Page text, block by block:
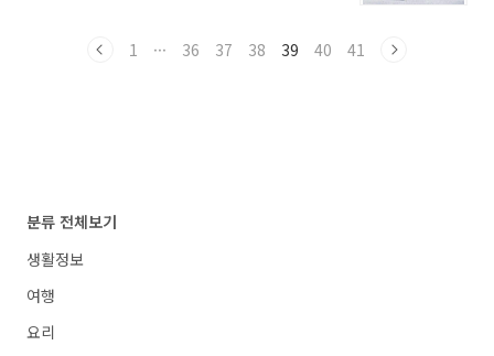
현실적인 먼 훗날 우리의 첫사랑 이 영화는 기차
첫..
1 ··· 36 37 38 39 40 41
분류 전체보기
생활정보
여행
요리